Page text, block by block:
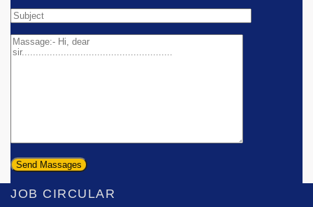
JOB CIRCULAR